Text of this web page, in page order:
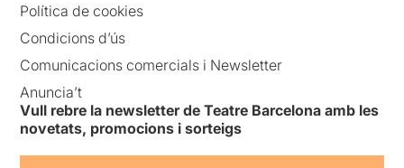
Política de cookies
Condicions d’ús
Comunicacions comercials i Newsletter
Anuncia’t
Vull rebre la newsletter de Teatre Barcelona amb les
novetats, promocions i sorteigs